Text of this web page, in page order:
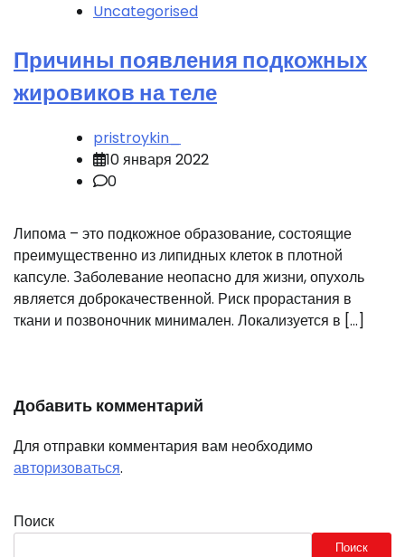
Uncategorised
Причины появления подкожных
жировиков на теле
pristroykin_
10 января 2022
0
Липома – это подкожное образование, состоящие
преимущественно из липидных клеток в плотной
капсуле. Заболевание неопасно для жизни, опухоль
является доброкачественной. Риск прорастания в
ткани и позвоночник минимален. Локализуется в […]
Добавить комментарий
Для отправки комментария вам необходимо
авторизоваться.
Поиск
Поиск